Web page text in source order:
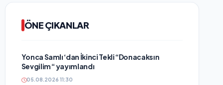
ÖNE ÇIKANLAR
Yonca Samlı ‘dan İkinci Tekli “Donacaksın
Sevgilim “ yayımlandı
05.08.2026 11:30